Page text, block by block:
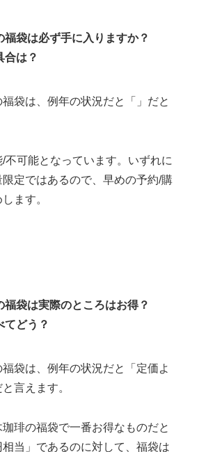
福袋は必ず手に入りますか？
合は？
袋は、例年の状況だと「」だと
不可能となっています。いずれに
定ではあるので、早めの予約/購
ます。
福袋は実際のところはお得？
てどう？
袋は、例年の状況だと「定価よ
言えます。
琲の福袋で一番お得なものだと
相当」であるのに対して、福袋は